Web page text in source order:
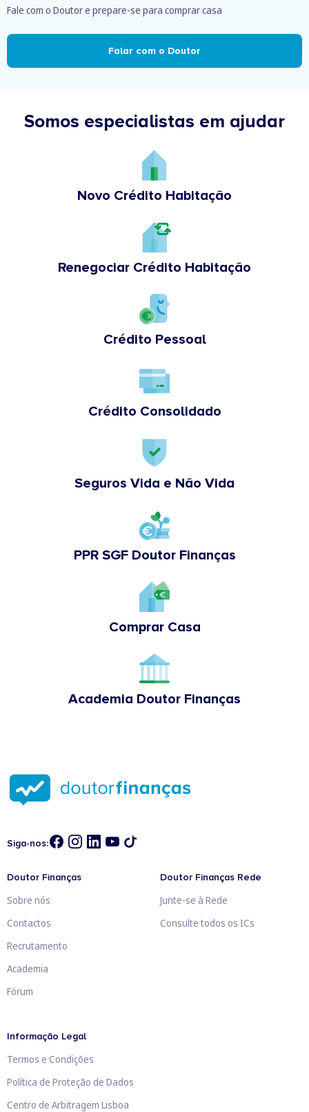
Fale com o Doutor e prepare-se para comprar casa
Falar com o Doutor
Somos especialistas em ajudar
Novo Crédito Habitação
Renegociar Crédito Habitação
Crédito Pessoal
Crédito Consolidado
Seguros Vida e Não Vida
PPR SGF Doutor Finanças
Comprar Casa
Academia Doutor Finanças
Siga-nos:
Doutor Finanças
Sobre nós
Contactos
Recrutamento
Academia
Fórum
Doutor Finanças Rede
Junte-se à Rede
Consulte todos os ICs
Informação Legal
Termos e Condições
Política de Proteção de Dados
Centro de Arbitragem Lisboa